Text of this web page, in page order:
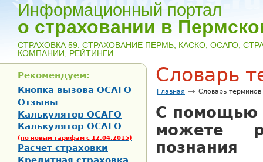
Информационный портал
о страховании в
CТРАХОВКА 59: СТРАХОВАНИЕ ПЕРМЬ, КАСКО, ОСАГО,
КОМПАНИИ, РЕЙТИНГИ
Словарь
Главная Словарь терминов
С помощью
можете
Рекомендуем:
Кнопка вызова ОСАГО
Отзывы
Калькулятор ОСАГО
Калькулятор ОСАГО
(по новым тарифам с 12.04.2015)
Расчет страховки